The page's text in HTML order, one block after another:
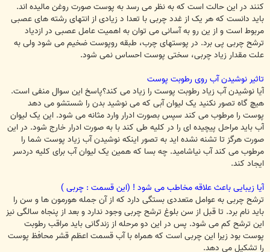
کنند در این حالت است که به نظر می رسد به پوست صورت روغن مالیده اند.
باید دانست که هر یک از غدد چربی با تعدا د زیادی از انتهای رشته های عصبی
مربوط است و از ین رو به آسانی می توان به اهمیت عامل عصبی در ازدیاد
ترشح چربی پی برد. در پوستهای چرب، طبقه روپوست ضخیم می شود ولی به
علت مقدار زیاد چربی، سختی پوست احساس نمی شود.
تاثیر نوشیدن آب روی رطوبت پوست
آيا نوشيدن آب زیاد رطوبت پوست را زیاد می کند؟پاسخ این سوال منفی است.
هیچ گاه تصور نکنید یک لیوان آبی که می نوشید بدن را شستشو می دهد
پوست را مرطوب می کند سپس بصورت ادرار وارد مثانه می شود. این یک لیوان
آب باید مراحل پیچیده ای را در کلیه طی کند با به صورت ادرار خارج شود. در این
صورت هرگز تا تشنه نشده اید به تصور اینکه نوشیدن آب زیاد پوست شما را
مرطوب می کند آب نیاشامید. چه بسا که همین یک لیوان آب برای کلیه دردسر
ایجاد کند.
آیا زیبایی باعث علاقه مخاطب می شود ! (این قسمت : چربی )
ترشح چربی به عوامل متعددی بستگی دارد که از آن جمله هورمون ها و سن را
باید نام برد. تا قبل از سن بلوغ ترشح چربی وجود ندارد و بعد از پنجاه سالگی نیز
این ترشح کم می شود. پس در این دو مرحله از زندگانی باید مراقب رطوبت
پوست بود زیرا این چربی است که همراه با آب قسمت اعظم قشر محافظ پوست
را تشکیل می دهد.